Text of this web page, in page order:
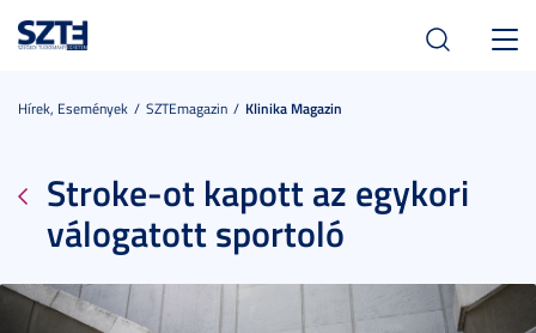
Hírek, Események SZTEmagazin Klinika Magazin
Stroke-ot kapott az egykori
válogatott sportoló